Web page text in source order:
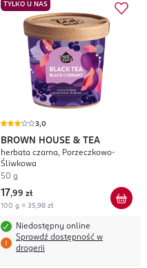
TYLKO U NAS
3,0
BROWN HOUSE & TEA
herbata czarna, Porzeczkowo-
Śliwkowa
50 g
17,99 zł
100 g = 35,98 zł
Niedostępny online
Sprawdź dostępność w
drogerii